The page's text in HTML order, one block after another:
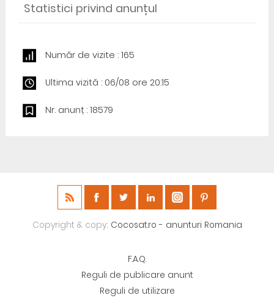
Statistici privind anunțul
Număr de vizite : 165
Ultima vizită : 06/08 ore 20:15
Nr. anunț : 18579
Copyright & copy; Cocosat.ro - anunturi Romania
F.A.Q.
Reguli de publicare anunt
Reguli de utilizare